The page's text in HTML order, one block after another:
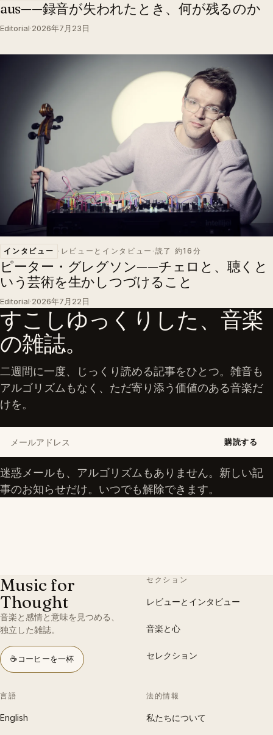
aus——録音が失われたとき、何が残るのか
Editorial·2026年7月23日
インタビュー · レビューとインタビュー · 読了 約16分
ピーター・グレグソン——チェロと、聴くと
いう芸術を生かしつづけること
Editorial·2026年7月22日
すこしゆっくりした、音楽
の雑誌。
二週間に一度、じっくり読める記事をひとつ。雑音も
アルゴリズムもなく、ただ寄り添う価値のある音楽だ
けを。
購読する
迷惑メールも、アルゴリズムもありません。新しい記
事のお知らせだけ。いつでも解除できます。
Music for
Thought
音楽と感情と意味を見つめる、
独立した雑誌。
☕コーヒーを一杯
セクション
レビューとインタビュー
音楽と心
セレクション
言語
English
法的情報
私たちについて